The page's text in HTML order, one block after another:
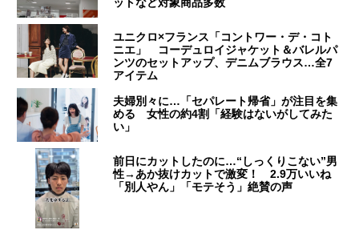
ユニクロ×フランス「コントワー・デ・コト
ニエ」 コーデュロイジャケット＆バレルパ
ンツのセットアップ、デニムブラウス…全7
アイテム
夫婦別々に…「セパレート帰省」が注目を集
める 女性の約4割「経験はないがしてみた
い」
前日にカットしたのに…“しっくりこない”男
性→あか抜けカットで激変！ 2.9万いいね
「別人やん」「モテそう」絶賛の声